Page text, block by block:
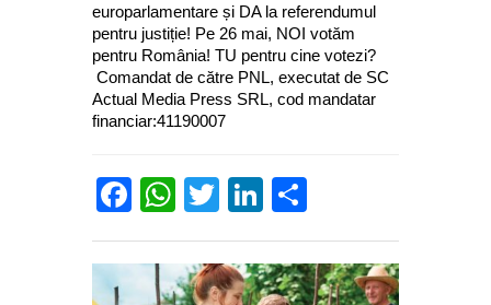
europarlamentare și DA la referendumul
pentru justiție! Pe 26 mai, NOI votăm
pentru România! TU pentru cine votezi?
Comandat de către PNL, executat de SC
Actual Media Press SRL, cod mandatar
financiar:41190007
Facebook
WhatsApp
TwitterLinkedIn